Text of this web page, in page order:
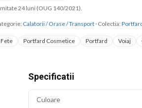
24 luni (OUG 140/2021).
Calatorii / Orase / Transport · Colectia:
Fete Portfard Cosmetice Portfard Voiaj
Specificatii
Culoare